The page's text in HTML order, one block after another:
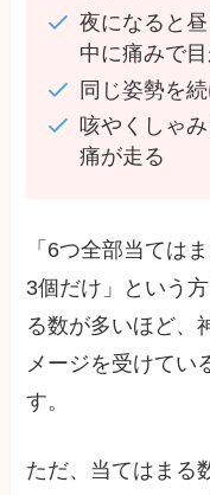
夜になると
中に痛みで
同じ姿勢を
咳やくしゃ
痛が走る
「6つ全部当ては
3個だけ」という
る数が多いほど、
メージを受けてい
す。
ただ、当てはまる